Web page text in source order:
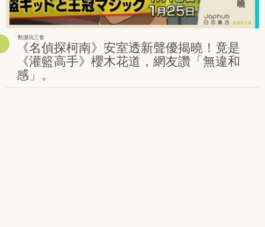
動漫玩三食
《名偵探柯南》安室透新聲優揭曉！竟是
《灌籃高手》櫻木花道，網友讚「無違和
感」。